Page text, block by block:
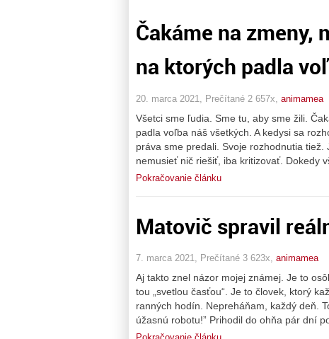
Čakáme na zmeny,
na ktorých padla
20. marca 2021, Prečítané 2 657x, animamea
Všetci sme ľudia. Sme tu, aby sme žili.
padla voľba náš všetkých. A kedysi sa
práva sme predali. Svoje rozhodnutia
nemusieť nič riešiť, iba kritizovať. Dokedy
Pokračovanie článku
Matovič spravil
7. marca 2021, Prečítané 3 623x, animamea
Aj takto znel názor mojej známej. Je to
tou „svetlou časťou“. Je to človek, ktorý
ranných hodín. Nepreháňam, každý deň.
úžasnú robotu!” Prihodil do ohňa pár dní